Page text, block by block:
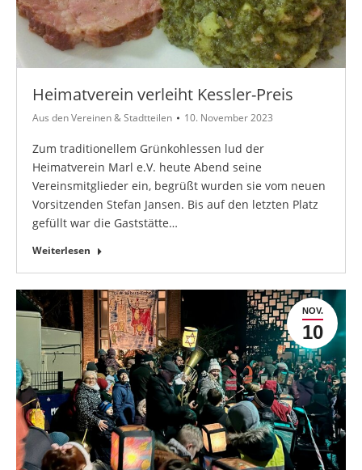
Heimatverein verleiht Kessler-Preis
Aus den Vereinen & Stadtteilen 10. November 2023
Zum traditionellem Grünkohlessen lud der
Heimatverein Marl e.V. heute Abend seine
Vereinsmitglieder ein, begrüßt wurden sie vom neuen
Vorsitzenden Stefan Jansen. Bis auf den letzten Platz
gefüllt war die Gaststätte…
Weiterlesen
NOV.
10